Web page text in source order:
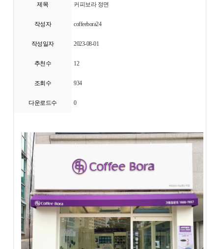
제목 커피보라 정면
작성자 coffeebora24
작성일자 2023-08-01
추천수 12
조회수 934
다운로드수 0